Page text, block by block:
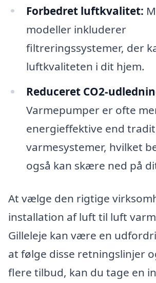
Forbedret luftkvalitet:
modeller inkluderer
filtreringssystemer, der
luftkvaliteten i dit hjem.
Reduceret CO2-
Varmepumper er ofte
energieffektive end
varmesystemer, hvilket
også kan skære ned på
At vælge den rigtige
installation af luft til luft
Gilleleje kan være en
at følge disse retningslinjer
flere tilbud, kan du tage en